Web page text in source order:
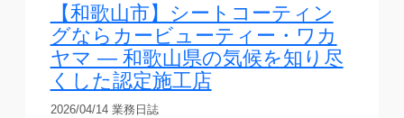
【和歌山市】シートコーティン
グならカービューティー・ワカ
ヤマ — 和歌山県の気候を知り尽
くした認定施工店
2026/04/14 業務日誌